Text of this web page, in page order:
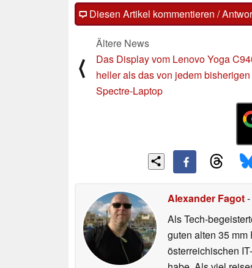
Diesen Artikel kommentieren /
⟨
Ältere News
Das Display vom Lenovo Yoga
heller als das von jedem
Spectre-Laptop
Alexander Fagot
Als Tech-
guten alten 35
österreichischen